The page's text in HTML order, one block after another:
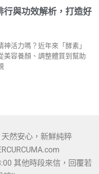
行與功效解析，打造好
活力嗎？近年來「酵素」
美容養顏、調整體質到幫助
天然安心，新鮮純粹
其他時段來信，回覆若